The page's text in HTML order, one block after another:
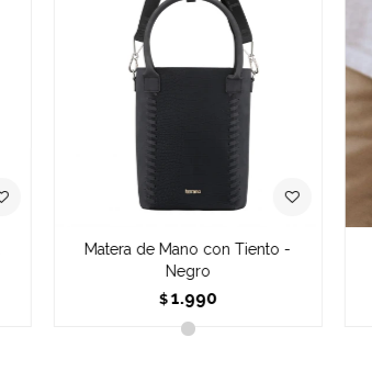
Matera de Mano con Tiento -
Negro
$ 1.990